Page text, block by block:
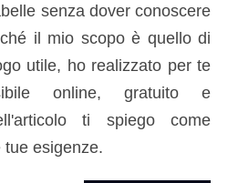
senza dover conoscere
il mio scopo è quello di
utile, ho realizzato per te
online, gratuito e
ti spiego come
tue esigenze.